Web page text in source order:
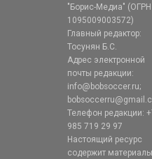
"Борис-Медиа" (ОГРН
1095009003572)
Главный редактор:
Тосунян Б.С.
Адрес электронной
почты редакции:
info@bobsoccer.ru;
Телефон редакции:
985 719 29 97
Настоящий ресурс
содержит